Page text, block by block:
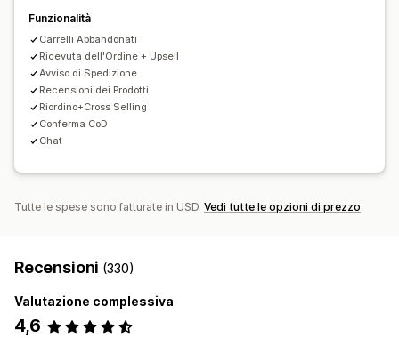
Widget personalizzabili
Monitoraggio comportamentale
Avvisi di spedizione
Cross-selling Upselling
Personalizzazione
Colore e font
Finestra di chat
Messaggi di benvenuto
Assegnazione della chat
Funzionalità
Carrelli Abbandonati
Ricevuta dell'Ordine + Upsell
Avviso di Spedizione
Recensioni dei Prodotti
Riordino+Cross Selling
Conferma CoD
Chat
Tutte le spese sono fatturate in USD. Vedi tutte le opzioni di prezzo
Recensioni (330)
Valutazione complessiva
4,6